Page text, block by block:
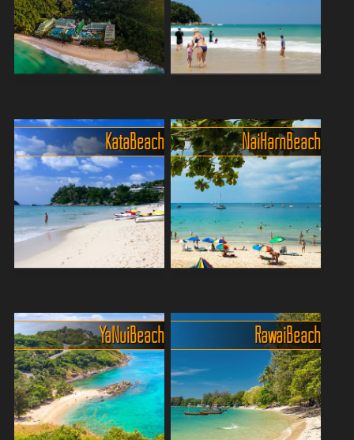
Phuket, Thailand. Er liegt an
der westlichen Küste der
Insel und ist ein beliebtes ...
Ruhe, weit entfernt vom
Trubel der belebteren Strä...
Der Karon Noi Beach, auch
liebevoll „Little Karon Beach“
genannt, ist ein echtes
Paradies für alle, die es
ruhiger mögen. Dieser
kleine, idyllische St...
Der 3 km lange Karon Beach
ist einer der bekanntesten
und beliebtesten Strände
auf der thailändischen Insel
Phuket. Mit seinem feinen
weißen Sand, dem...
Phukets: Kata Yai und Kata
Noi. Diese idyllischen
Strände bieten eine perfekte
Kombination aus
kristallklarem Wasser,
weichem Sand und einer
ruhigen A...
Kata Beach
Immer mehr Reisende
entdecken den feinen Sand,
das klare Wasser und das
entspannte Flair – und
genau deshalb wird’s hier
von Jahr zu Jahr ein
Stückche...
Nai Harn Beach
Ya Nui Beach Rawai Beach